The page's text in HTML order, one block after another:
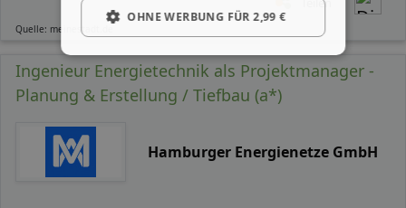
Quelle: meinestadt.de
Ingenieur Energietechnik als Projektmanager -
Planung & Erstellung / Tiefbau (a*)
Hamburger Energienetze GmbH
OHNE WERBUNG FÜR 2,99 €